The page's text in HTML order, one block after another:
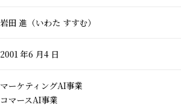
岩田 進（いわた すすむ）
2001 年6 月4 日
マーケティングAI事業
コマースAI事業